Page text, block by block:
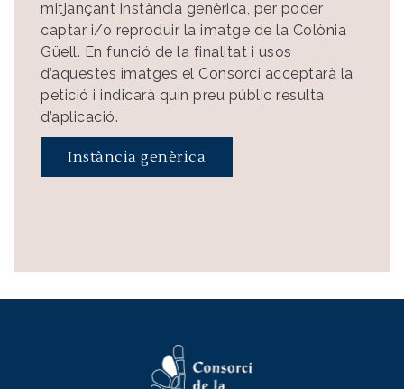
mitjançant instància genèrica, per poder
captar i/o reproduir la imatge de la Colònia
Güell. En funció de la finalitat i usos
d’aquestes imatges el Consorci acceptarà la
petició i indicarà quin preu públic resulta
d’aplicació.
Instància genèrica